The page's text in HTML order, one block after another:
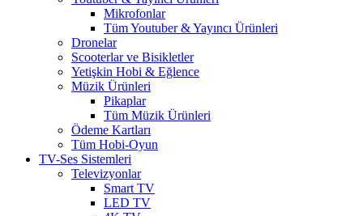
Mikrofonlar
Tüm Youtuber & Yayıncı Ürünleri
Dronelar
Scooterlar ve Bisikletler
Yetişkin Hobi & Eğlence
Müzik Ürünleri
Pikaplar
Tüm Müzik Ürünleri
Ödeme Kartları
Tüm Hobi-Oyun
TV-Ses Sistemleri
Televizyonlar
Smart TV
LED TV